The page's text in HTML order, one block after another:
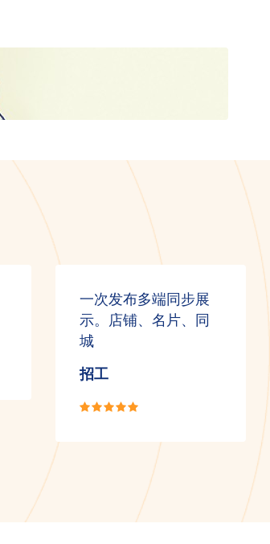
一次发布多端同步展
示。店铺、名片、同
城
招工